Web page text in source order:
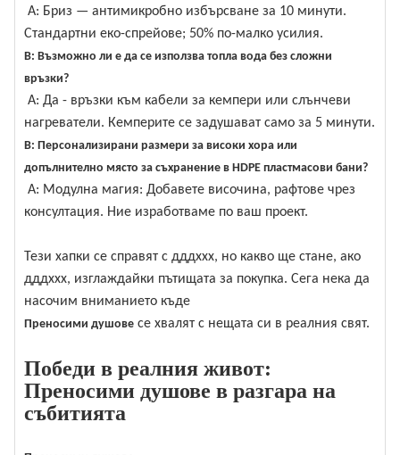
A: Бриз — антимикробно избърсване за 10 минути.
Стандартни еко-спрейове; 50% по-малко усилия.
В: Възможно ли е да се използва топла вода без сложни
връзки?
A: Да - връзки към кабели за кемпери или слънчеви
нагреватели. Кемперите се задушават само за 5 минути.
В: Персонализирани размери за високи хора или
допълнително място за съхранение в HDPE пластмасови бани?
A: Модулна магия: Добавете височина, рафтове чрез
консултация. Ние изработваме по ваш проект.
Тези хапки се справят с дддххх, но какво ще стане, ако
дддххх, изглаждайки пътищата за покупка. Сега нека да
насочим вниманието къде
Преносими душове се хвалят с нещата си в реалния свят.
Победи в реалния живот:
Преносими душове в разгара на
събитията